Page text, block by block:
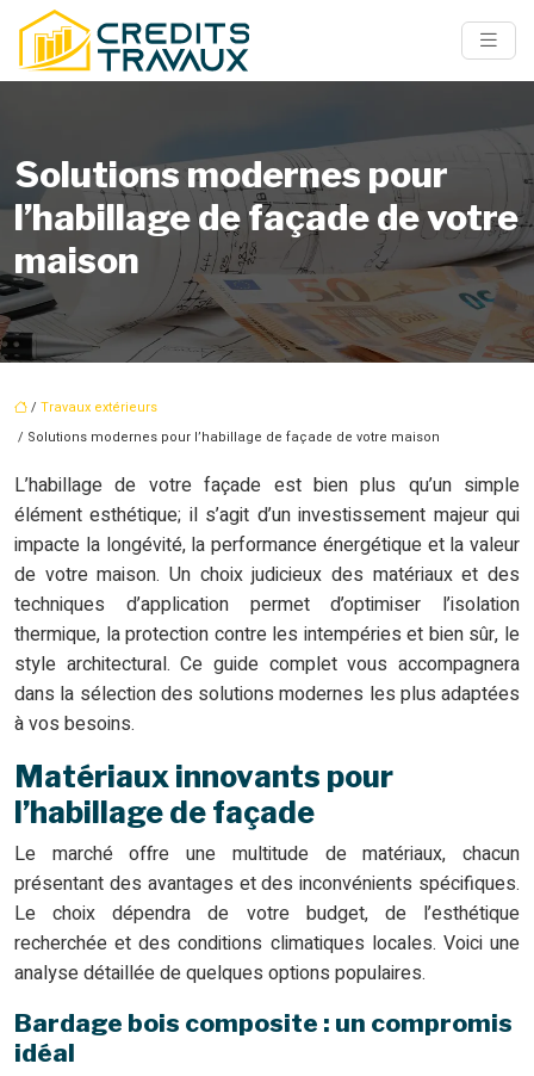
Solutions modernes pour
l’habillage de façade de votre
maison
/ Travaux extérieurs
/ Solutions modernes pour l’habillage de façade de votre maison
L’habillage de votre façade est bien plus qu’un simple
élément esthétique; il s’agit d’un investissement majeur qui
impacte la longévité, la performance énergétique et la valeur
de votre maison. Un choix judicieux des matériaux et des
techniques d’application permet d’optimiser l’isolation
thermique, la protection contre les intempéries et bien sûr, le
style architectural. Ce guide complet vous accompagnera
dans la sélection des solutions modernes les plus adaptées
à vos besoins.
Matériaux innovants pour
l’habillage de façade
Le marché offre une multitude de matériaux, chacun
présentant des avantages et des inconvénients spécifiques.
Le choix dépendra de votre budget, de l’esthétique
recherchée et des conditions climatiques locales. Voici une
analyse détaillée de quelques options populaires.
Bardage bois composite : un compromis
idéal